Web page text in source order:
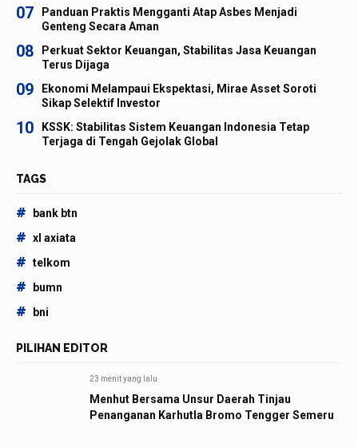
07
Panduan Praktis Mengganti Atap Asbes Menjadi
Genteng Secara Aman
08
Perkuat Sektor Keuangan, Stabilitas Jasa Keuangan
Terus Dijaga
09
Ekonomi Melampaui Ekspektasi, Mirae Asset Soroti
Sikap Selektif Investor
10
KSSK: Stabilitas Sistem Keuangan Indonesia Tetap
Terjaga di Tengah Gejolak Global
TAGS
# bank btn
# xl axiata
# telkom
# bumn
# bni
PILIHAN EDITOR
23 menit yang lalu
Menhut Bersama Unsur Daerah Tinjau
Penanganan Karhutla Bromo Tengger Semeru